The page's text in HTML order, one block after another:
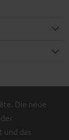
Die neue
und das